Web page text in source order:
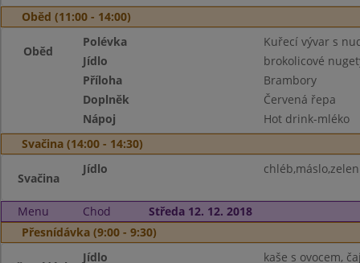
Oběd (11:00 - 14:00)
Oběd
Polévka
Kuřecí vývar s
Jídlo
brokolicové
Příloha
Brambory
Doplněk
Červená řepa
Nápoj
Hot drink-mléko
Svačina (14:00 - 14:30)
Svačina
Jídlo
Menu Chod
Středa 12. 12. 2018
Přesnídávka (9:00 - 9:30)
Jídlo kaše s ovocem,